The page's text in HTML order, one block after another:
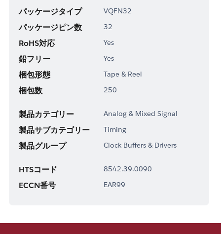
パッケージタイプ VQFN32
パッケージピン数 32
RoHS対応 Yes
鉛フリー Yes
梱包形態 Tape & Reel
梱包数 250
製品カテゴリー Analog & Mixed Signal
製品サブカテゴリー Timing
製品グループ Clock Buffers & Drivers
HTSコード 8542.39.0090
ECCN番号 EAR99